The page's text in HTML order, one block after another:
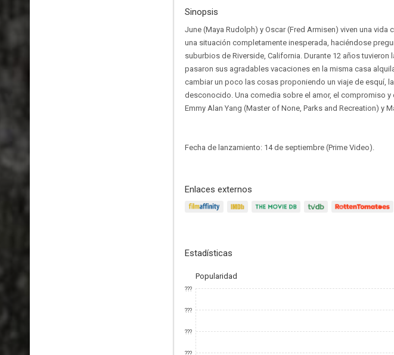
Sinopsis
June (Maya Rudolph) y Oscar (Fred Armisen) viven una
una situación completamente inesperada, haciéndose
suburbios de Riverside, California. Durante 12 años
pasaron sus agradables vacaciones en la misma casa
cambiar un poco las cosas proponiendo un viaje de esquí,
desconocido. Una comedia sobre el amor, el compromiso
Emmy Alan Yang (Master of None, Parks and Recreation) y
Fecha de lanzamiento: 14 de septiembre (Prime Video).
Enlaces externos
Estadísticas
Popularidad
???
???
???
???